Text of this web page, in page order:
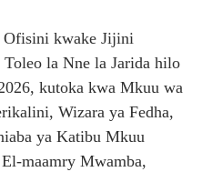
Ofisini kwake Jijini
la Nne la Jarida hilo
kutoka kwa Mkuu wa
Wizara ya Fedha,
ya Katibu Mkuu
maamry Mwamba,